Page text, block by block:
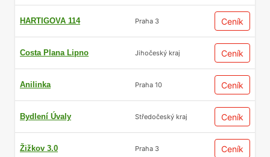
HARTIGOVA 114 Praha 3 Ceník
Costa Plana Lipno Jihočeský kraj Ceník
Anilinka Praha 10 Ceník
Bydlení Úvaly Středočeský kraj Ceník
Žižkov 3.0 Praha 3 Ceník